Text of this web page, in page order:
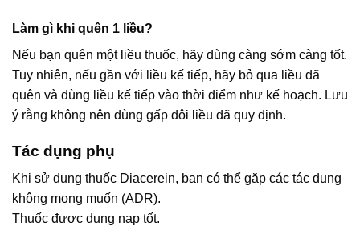
Làm gì khi quên 1 liều?
Nếu bạn quên một liều thuốc, hãy dùng càng sớm càng tốt.
Tuy nhiên, nếu gần với liều kế tiếp, hãy bỏ qua liều đã
quên và dùng liều kế tiếp vào thời điểm như kế hoạch. Lưu
ý rằng không nên dùng gấp đôi liều đã quy định.
Tác dụng phụ
Khi sử dụng thuốc Diacerein, bạn có thể gặp các tác dụng
không mong muốn (ADR).
Thuốc được dung nạp tốt.